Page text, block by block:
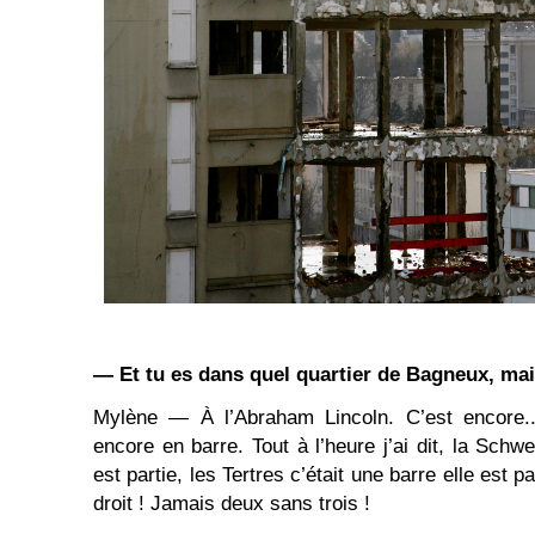
— Et tu es dans quel quartier de Bagneux,
Mylène — À l’Abraham Lincoln. C’est
encore en barre. Tout à l’heure j’ai dit, la
est partie, les Tertres c’était une barre elle est
droit ! Jamais deux sans trois !